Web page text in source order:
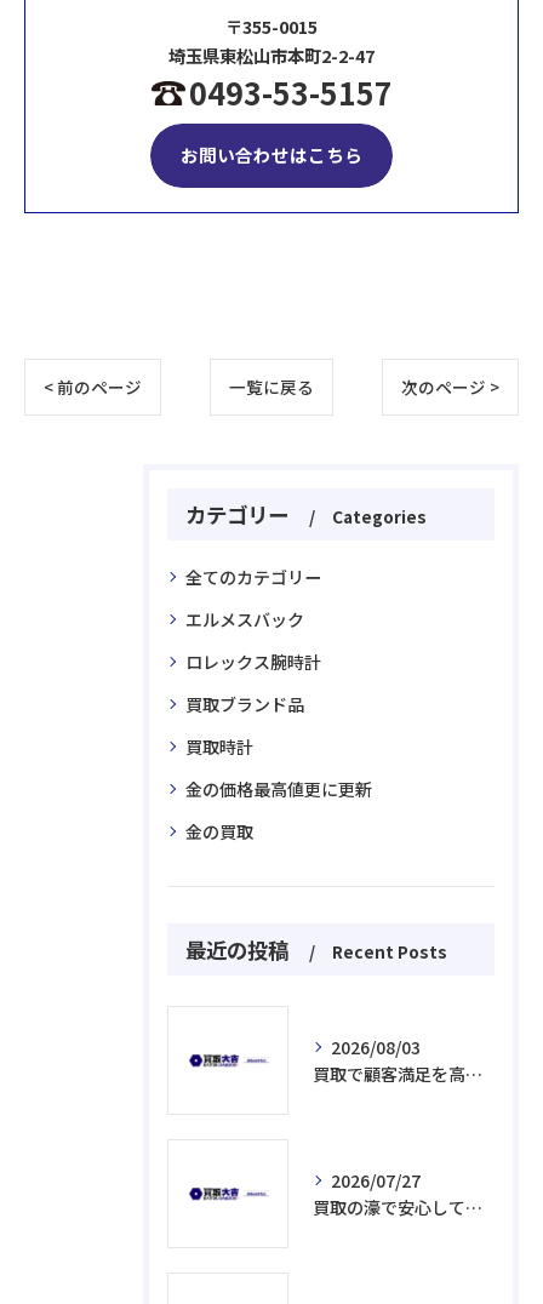
〒355-0015
埼玉県東松山市本町2-2-47
0493-53-5157
お問い合わせはこちら
< 前のページ 一覧に戻る 次のページ >
カテゴリー Categories
全てのカテゴリー
エルメスバック
ロレックス腕時計
買取ブランド品
買取時計
金の価格最高値更に更新
金の買取
最近の投稿 Recent Posts
2026/08/03
買取で顧客満足を高める埼玉県和光市の利用ポイントと選び方ガイド
2026/07/27
買取の濠で安心して高く売るための信頼業者選びと注意点総まとめ